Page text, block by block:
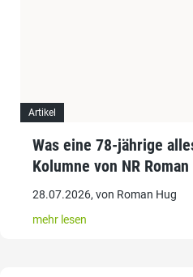
Artikel
Was eine 78-jährige
Kolumne von NR Roman
28.07.2026, von Roman Hug
mehr lesen